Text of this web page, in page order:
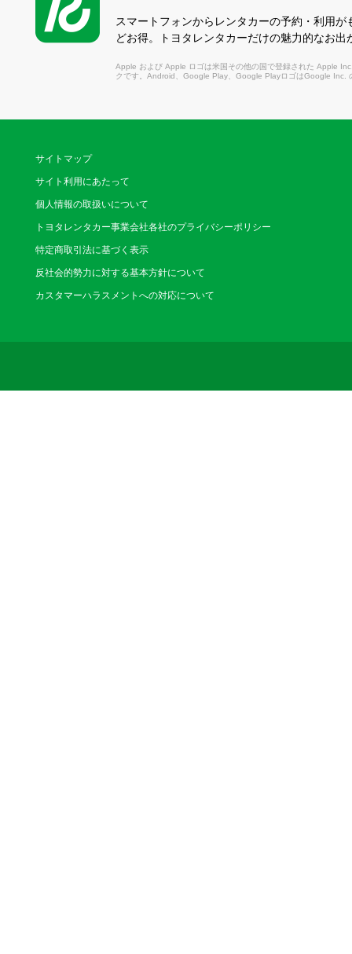
スマートフォンからレンタカーの予約・利用
どお得。トヨタレンタカーだけの魅力的なお出
Apple および Apple ロゴは米国その他の国で登録された Apple
クです。Android、Google Play、Google PlayロゴはGoogle Inc.
サイトマップ
サイト利用にあたって
個人情報の取扱いについて
トヨタレンタカー事業会社各社のプライバシーポリシー
特定商取引法に基づく表示
反社会的勢力に対する基本方針について
カスタマーハラスメントへの対応について